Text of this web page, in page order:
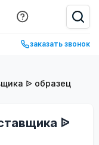
заказать звонок
ᐉ образец
ᐉ